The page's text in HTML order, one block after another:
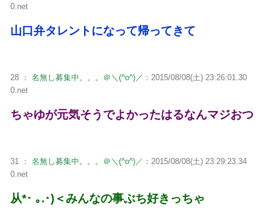
0.net
山口弁タレントになって帰ってきて
28 ： 名無し募集中。。。＠＼(^o^)／ ：2015/08/08(土) 23:26:01.30
0.net
ちゃゆが元気そうでよかったはるなんマジおつ
31 ： 名無し募集中。。。＠＼(^o^)／ ：2015/08/08(土) 23:29:23.34
0.net
从*･ ｡.･)＜みんなの事ぶち好きっちゃ